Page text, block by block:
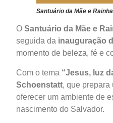
Santuário da Mãe e
O Santuário da Mãe e
seguida da inauguração
momento de beleza, fé e
Com o tema “Jesus, luz
Schoenstatt, que prepara
oferecer um ambiente de
nascimento do Salvador.